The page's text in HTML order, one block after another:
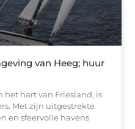
van Heeg; huur
het hart van Friesland, is
Met zijn uitgestrekte
en sfeervolle havens